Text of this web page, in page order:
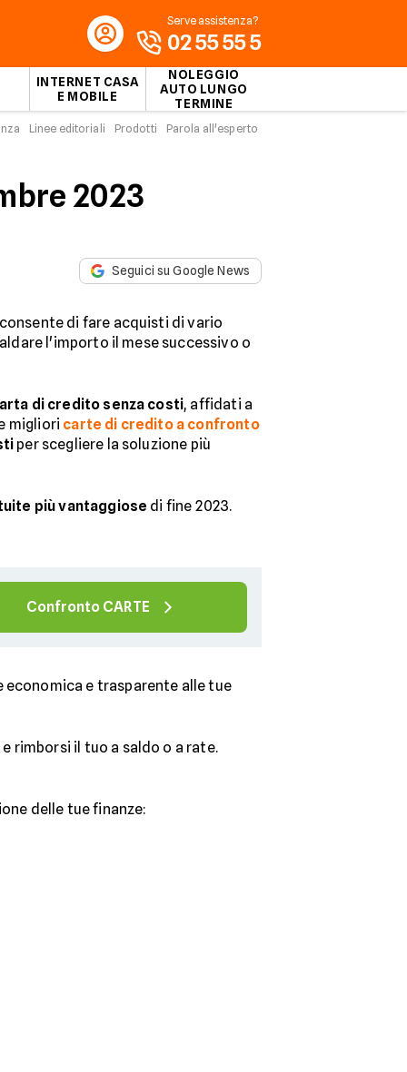
INTERNET CASA
E MOBILE
NOLEGGIO
AUTO LUNGO
TERMINE
Serve assistenza?
02 55 55 5
Linee editoriali Prodotti Parola all'esperto
2023
Seguici su Google News
consente di fare acquisti di vario
l'importo il mese successivo o
di credito senza costi, affidati a
migliori carte di credito a confronto
per scegliere la soluzione più
più vantaggiose di fine 2023.
Confronto CARTE
e trasparente alle tue
rimborsi il tuo a saldo o a rate.
delle tue finanze: